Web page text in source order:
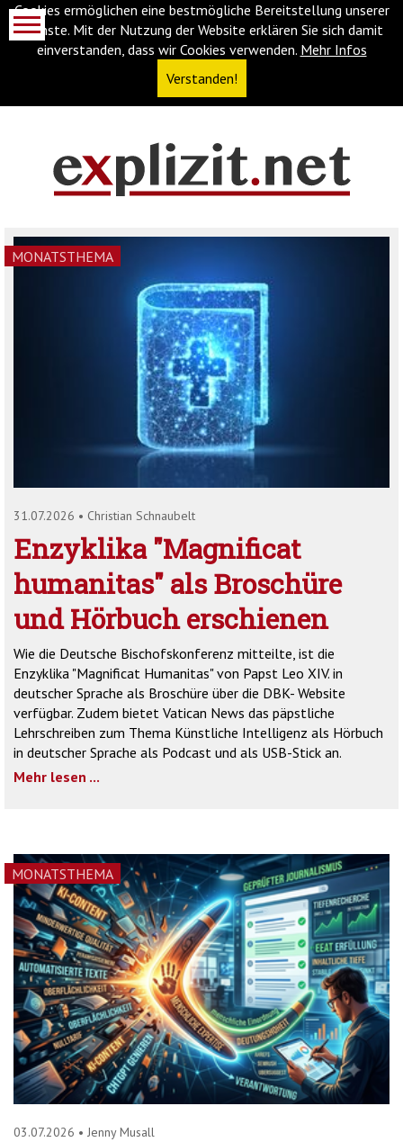
Cookies ermöglichen eine bestmögliche Bereitstellung unserer
Dienste. Mit der Nutzung der Website erklären Sie sich damit
einverstanden, dass wir Cookies verwenden. Mehr Infos
Verstanden!
(Accesskey
'1')Zur
MONATSTHEMA
31.07.2026 • Christian Schnaubelt
Enzyklika "Magnificat
humanitas" als Broschüre
und Hörbuch erschienen
Wie die Deutsche Bischofskonferenz mitteilte, ist die
Enzyklika "Magnificat Humanitas" von Papst Leo XIV. in
deutscher Sprache als Broschüre über die DBK- Website
verfügbar. Zudem bietet Vatican News das päpstliche
Lehrschreiben zum Thema Künstliche Intelligenz als Hörbuch
in deutscher Sprache als Podcast und als USB-Stick an.
Mehr lesen ...
MONATSTHEMA
03.07.2026 • Jenny Musall